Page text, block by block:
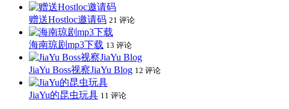
赠送Hostloc邀请码 21 评论
海南琼剧mp3下载 13 评论
JiaYu Boss视察JiaYu Blog 12 评论
JiaYu的昆虫玩具 11 评论